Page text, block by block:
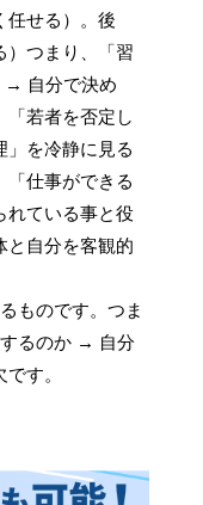
任せる）。後
）つまり、「習
→ 自分で決め
「若者を否定し
」を冷静に見る
「仕事ができる
れている事と役
と自分を客観的
ものです。つま
るのか → 自分
す。